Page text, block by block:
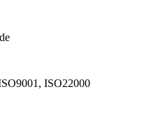
ISO22000